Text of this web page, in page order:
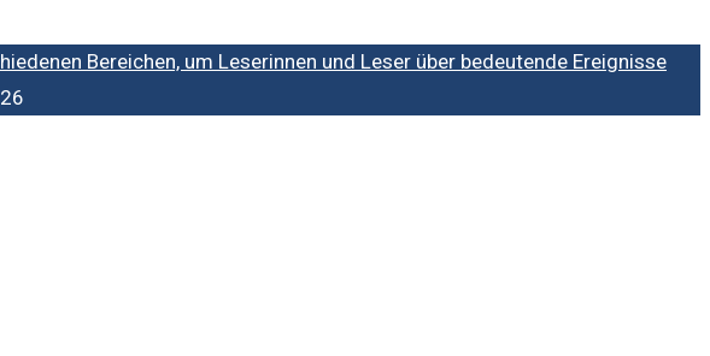
Bereichen, um Leserinnen und Leser über bedeutende Ereignisse